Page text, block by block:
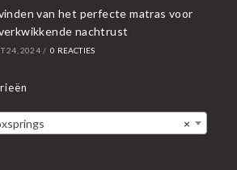
van het perfecte matras voor
nachtrust
24, 2024 / 0 REACTIES
×